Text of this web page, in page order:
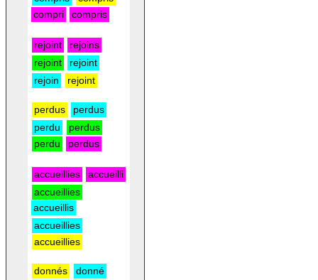
compri
compris
rejoint
rejoins
rejoint
rejoint
rejoin
rejoint
perdus
perdus
perdu
perdus
perdu
perdus
accueillies
accueilli
accueillies
accueillis
accueillies
accueillies
donnés
donné